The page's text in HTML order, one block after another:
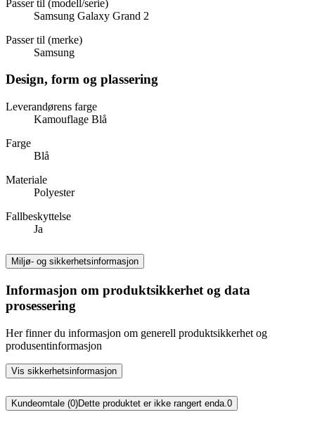
Passer til (modell/serie)
Samsung Galaxy Grand 2
Passer til (merke)
Samsung
Design, form og plassering
Leverandørens farge
Kamouflage Blå
Farge
Blå
Materiale
Polyester
Fallbeskyttelse
Ja
Miljø- og sikkerhetsinformasjon
Informasjon om produktsikkerhet og data
prosessering
Her finner du informasjon om generell produktsikkerhet og
produsentinformasjon
Vis sikkerhetsinformasjon
Kundeomtale (0)Dette produktet er ikke rangert enda.0